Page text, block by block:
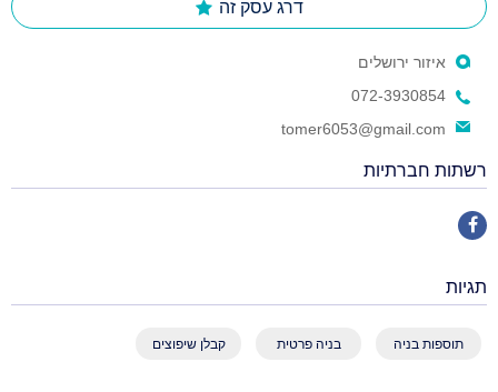
דרג עסק זה
איזור ירושלים
072-3930854
tomer6053@gmail.com
רשתות חברתיות
תגיות
תוספות בניה בניה פרטית קבלן שיפוצים